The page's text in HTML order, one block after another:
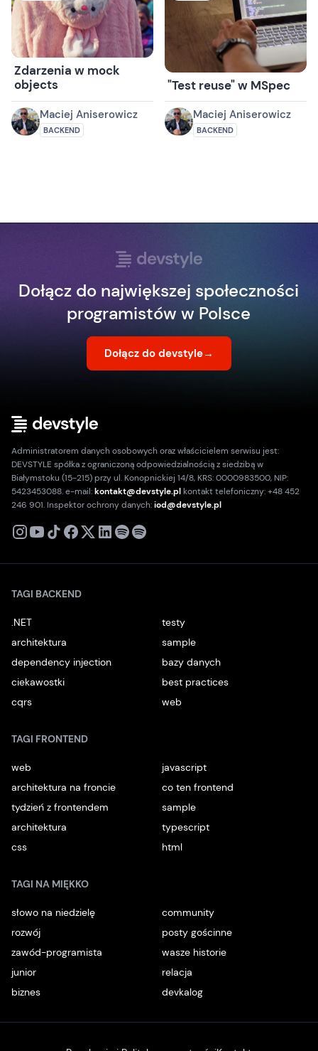
Zdarzenia w mock
objects
Maciej Aniserowicz
BACKEND
"Test reuse" w MSpec
Maciej Aniserowicz
BACKEND
Dołącz do największej społeczności
programistów w Polsce
Dołącz do devstyle→
Administratorem danych osobowych oraz właścicielem serwisu jest:
DEVSTYLE spółka z ograniczoną odpowiedzialnością z siedzibą w
Białymstoku (15-215) przy ul. Konopnickiej 14/8, KRS: 0000983500, NIP:
5423453088. e-mail:kontakt@devstyle.plkontakt telefoniczny: +48 452
246 901. Inspektor ochrony danych:iod@devstyle.pl
X
TAGI BACKEND
.NET
testy
architektura
sample
dependency injection
bazy danych
ciekawostki
best practices
cqrs
web
TAGI FRONTEND
web
javascript
architektura na froncie
co ten frontend
tydzień z frontendem
sample
architektura
typescript
css
html
TAGI NA MIĘKKO
słowo na niedzielę
community
rozwój
posty gościnne
zawód-programista
wasze historie
junior
relacja
biznes
devkalog